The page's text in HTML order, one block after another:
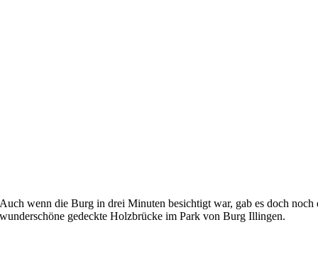
Auch wenn die Burg in drei Minuten besichtigt war, gab es doch noch
wunderschöne gedeckte Holzbrücke im Park von Burg Illingen.